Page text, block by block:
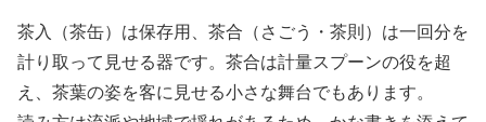
茶入（茶缶）は保存用、茶合（さごう・茶則）は一回分を
計り取って見せる器です。茶合は計量スプーンの役を超
え、茶葉の姿を客に見せる小さな舞台でもあります。